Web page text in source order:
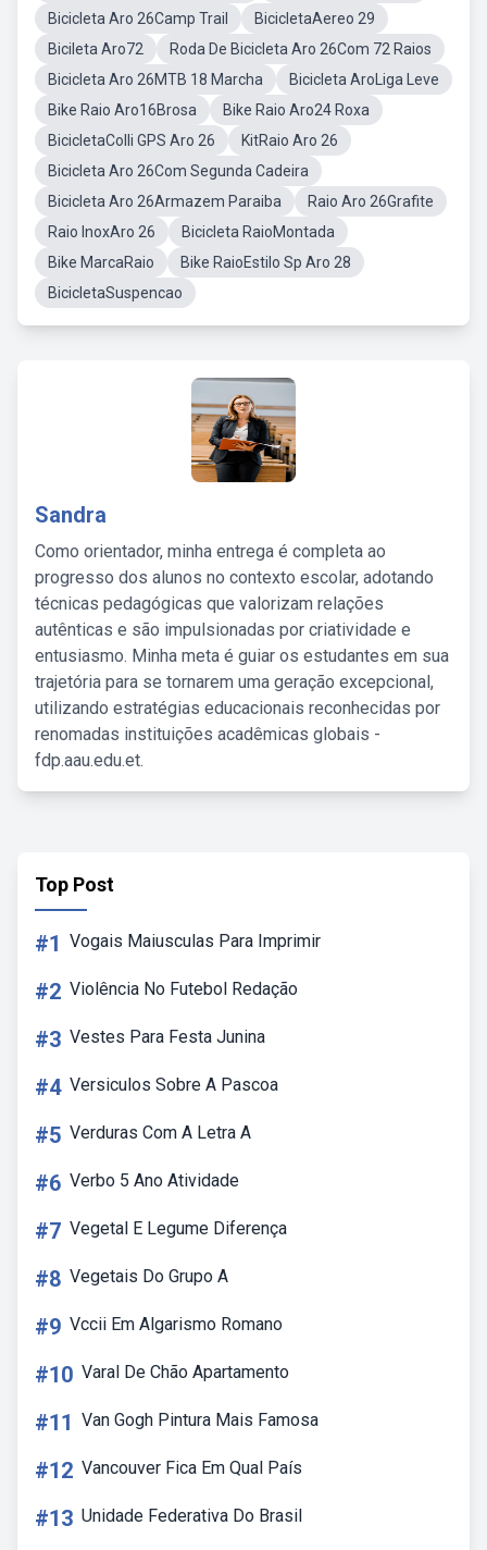
Bicicleta Aro 26Camp Trail
BicicletaAereo 29
Bicileta Aro72
Roda De Bicicleta Aro 26Com 72 Raios
Bicicleta Aro 26MTB 18 Marcha
Bicicleta AroLiga Leve
Bike Raio Aro16Brosa
Bike Raio Aro24 Roxa
BicicletaColli GPS Aro 26
KitRaio Aro 26
Bicicleta Aro 26Com Segunda Cadeira
Bicicleta Aro 26Armazem Paraiba
Raio Aro 26Grafite
Raio InoxAro 26
Bicicleta RaioMontada
Bike MarcaRaio
Bike RaioEstilo Sp Aro 28
BicicletaSuspencao
Sandra
Como orientador, minha entrega é completa ao
progresso dos alunos no contexto escolar, adotando
técnicas pedagógicas que valorizam relações
autênticas e são impulsionadas por criatividade e
entusiasmo. Minha meta é guiar os estudantes em sua
trajetória para se tornarem uma geração excepcional,
utilizando estratégias educacionais reconhecidas por
renomadas instituições acadêmicas globais -
fdp.aau.edu.et.
Top Post
#1 Vogais Maiusculas Para Imprimir
#2 Violência No Futebol Redação
#3 Vestes Para Festa Junina
#4 Versiculos Sobre A Pascoa
#5 Verduras Com A Letra A
#6 Verbo 5 Ano Atividade
#7 Vegetal E Legume Diferença
#8 Vegetais Do Grupo A
#9 Vccii Em Algarismo Romano
#10 Varal De Chão Apartamento
#11 Van Gogh Pintura Mais Famosa
#12 Vancouver Fica Em Qual País
#13 Unidade Federativa Do Brasil